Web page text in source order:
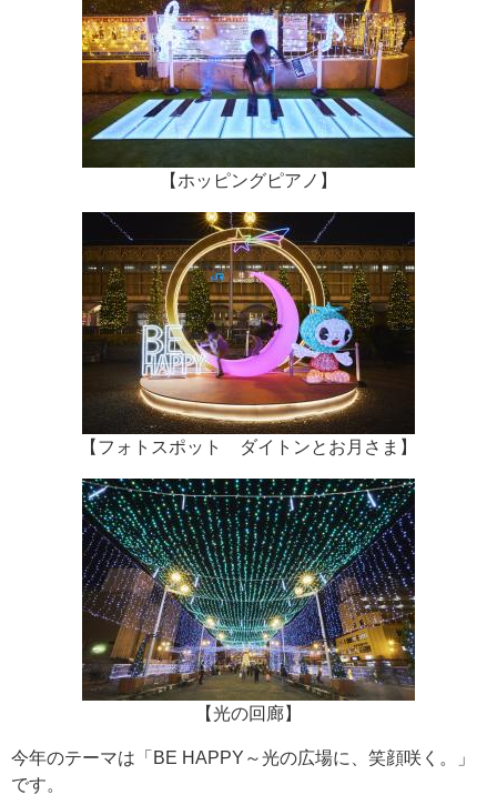
【ホッピングピアノ】
【フォトスポット ダイトンとお月さま】
【光の回廊】
今年のテーマは「BE HAPPY～光の広場に、笑顔咲く。」
です。